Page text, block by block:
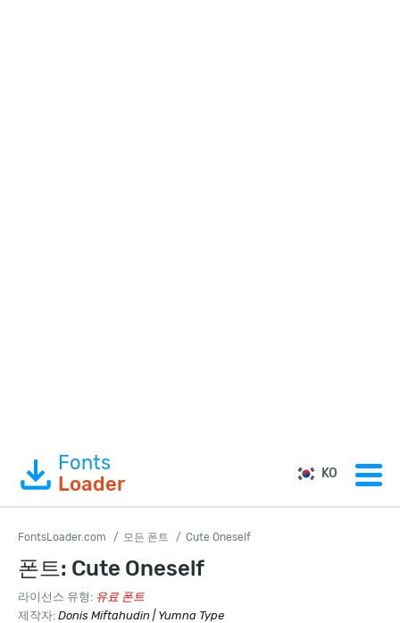
Fonts
Loader
KO
FontsLoader.com 모든 폰트 Cute Oneself
폰트: Cute Oneself
라이선스 유형: 유료 폰트
제작자: Donis Miftahudin | Yumna Type